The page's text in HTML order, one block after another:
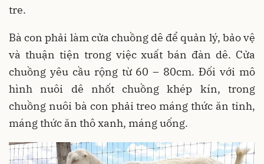
tre.
Bà con phải làm cửa chuồng dê để quản lý, bảo vệ
và thuận tiện trong việc xuất bán đàn dê. Cửa
chuồng yêu cầu rộng từ 60 – 80cm. Đối với mô
hình nuôi dê nhốt chuồng khép kín, trong
chuồng nuôi bà con phải treo máng thức ăn tinh,
máng thức ăn thô xanh, máng uống.